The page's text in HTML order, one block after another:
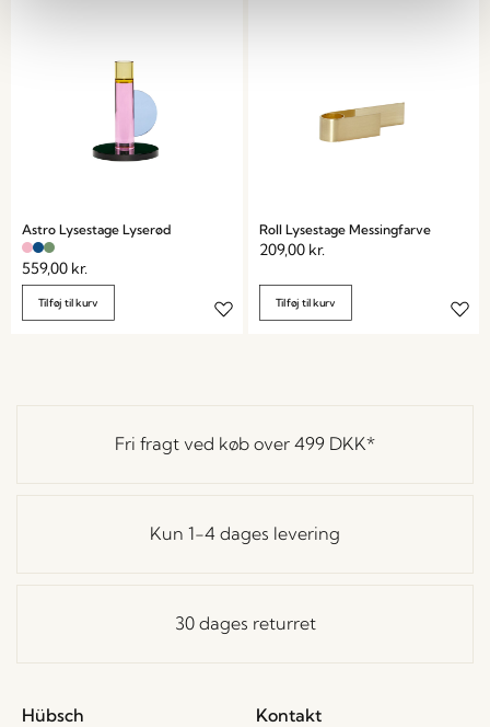
Astro Lysestage Lyserød
559,00 kr.
Tilføj til kurv
Roll Lysestage Messingfarve
209,00 kr.
Tilføj til kurv
Fri fragt ved køb over 499 DKK*
Kun 1-4 dages levering
30 dages returret
Hübsch
Kontakt